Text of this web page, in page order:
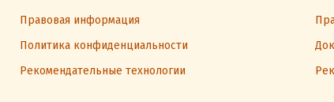
Правовая информация
Политика конфиденциальности
Рекомендательные технологии